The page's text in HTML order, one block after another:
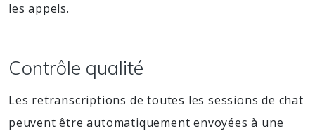
les appels.
Contrôle qualité
Les retranscriptions de toutes les sessions de chat
peuvent être automatiquement envoyées à une